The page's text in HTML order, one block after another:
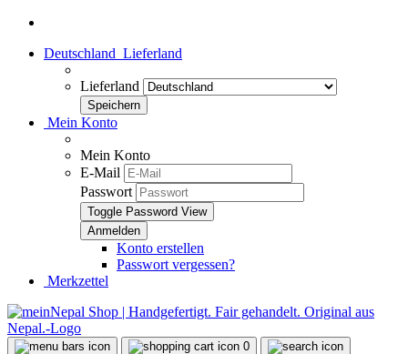
Deutschland Lieferland
Lieferland
Mein Konto
Mein Konto
E-Mail
Passwort
Toggle Password View
Konto erstellen
Passwort vergessen?
Merkzettel
0